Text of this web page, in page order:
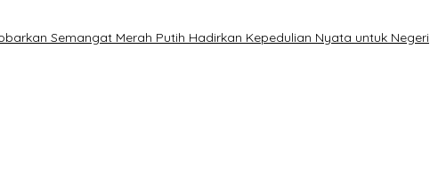
Semangat Merah Putih Hadirkan Kepedulian Nyata untuk Negeri